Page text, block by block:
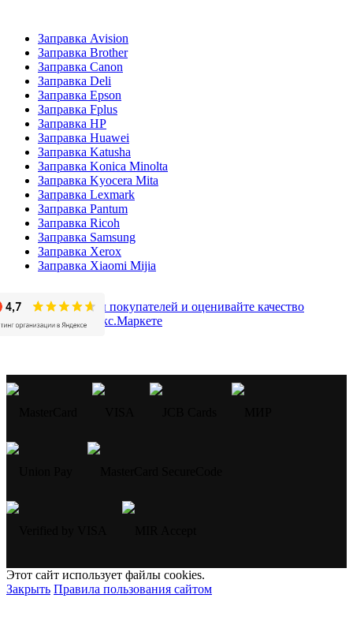
Заправка Avision
Заправка Brother
Заправка Canon
Заправка Deli
Заправка Epson
Заправка Fplus
Заправка HP
Заправка Huawei
Заправка Katusha
Заправка Konica Minolta
Заправка Kyocera Mita
Заправка Lexmark
Заправка Pantum
Заправка Ricoh
Заправка Samsung
Заправка Xerox
Заправка Xiaomi Mijia
Этот сайт использует файлы cookies.
Закрыть Правила пользования сайтом